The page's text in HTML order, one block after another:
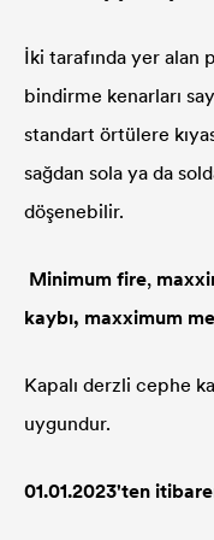
İki tarafında yer alan
bindirme kenarları
standart örtülere
sağdan sola ya da
döşenebilir.
Minimum fire,
kaybı, maxximum
Kapalı derzli cephe
uygundur.
01.01.2023'ten